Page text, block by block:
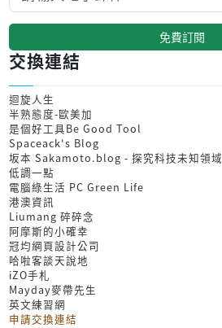
免費訂閱
交換連結
迴旋人生
半熟態度-歐美加
是個好工具Be Good Tool
Spaceack's Blog
坂本 Sakamoto.blog - 探究科技未知領域
低調一點
電腦綠生活 PC Green Life
港澳資訊
Liumang 碎碎念
阿摩斯的小確幸
冠均網頁設計公司
哈啦客談天說地
iZO手札
Mayday麥帶先生
英文練習網
申請交換連結